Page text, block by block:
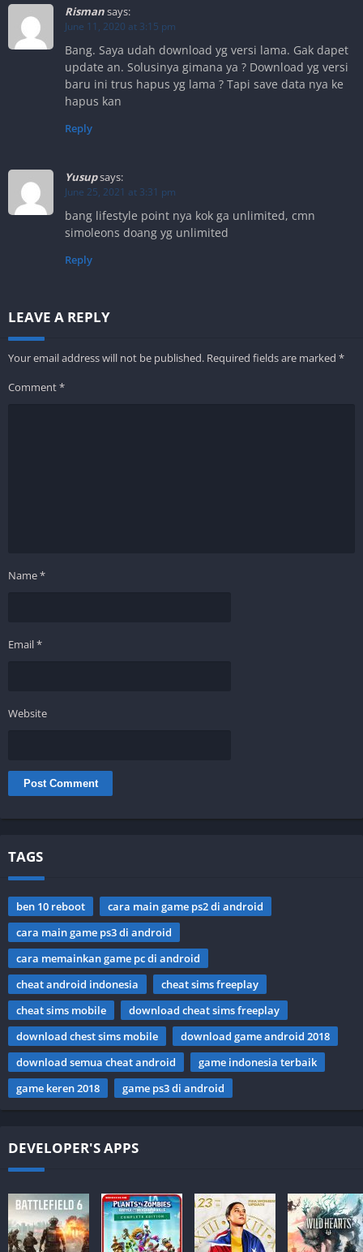
Rismansays:
June 11, 2020 at 3:15 pm
Bang. Saya udah download yg versi lama. Gak dapet
update an. Solusinya gimana ya ? Download yg versi
baru ini trus hapus yg lama ? Tapi save data nya ke
hapus kan
Reply
Yusupsays:
June 25, 2021 at 3:31 pm
bang lifestyle point nya kok ga unlimited, cmn
simoleons doang yg unlimited
Reply
LEAVE A REPLY
Your email address will not be published. Required fields are marked *
Comment*
Name*
Email*
Website
TAGS
ben 10 reboot
cara main game ps2 di android
cara main game ps3 di android
cara memainkan game pc di android
cheat android indonesia
cheat sims freeplay
cheat sims mobile
download cheat sims freeplay
download chest sims mobile
download game android 2018
download semua cheat android
game indonesia terbaik
game keren 2018
game ps3 di android
DEVELOPER'S APPS